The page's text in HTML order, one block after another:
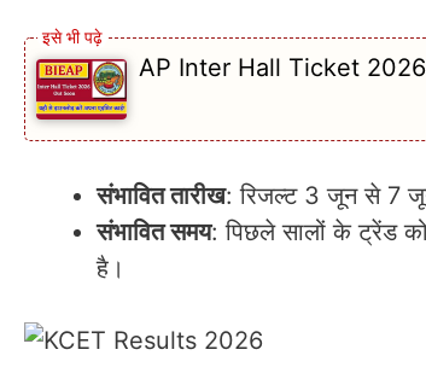
AP Inter Hall Ticket 2026
संभावित तारीख: रिजल्ट 3 जून से 7
संभावित समय: पिछले सालों के ट्रेंड
है।